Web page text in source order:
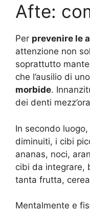
Afte:
Per prevenire le
attenzione non
soprattutto
che l’ausilio di
morbide.
dei denti
In secondo
diminuiti, i cibi
ananas, noci,
cibi da integrare,
tanta frutta,
Mentalmente e